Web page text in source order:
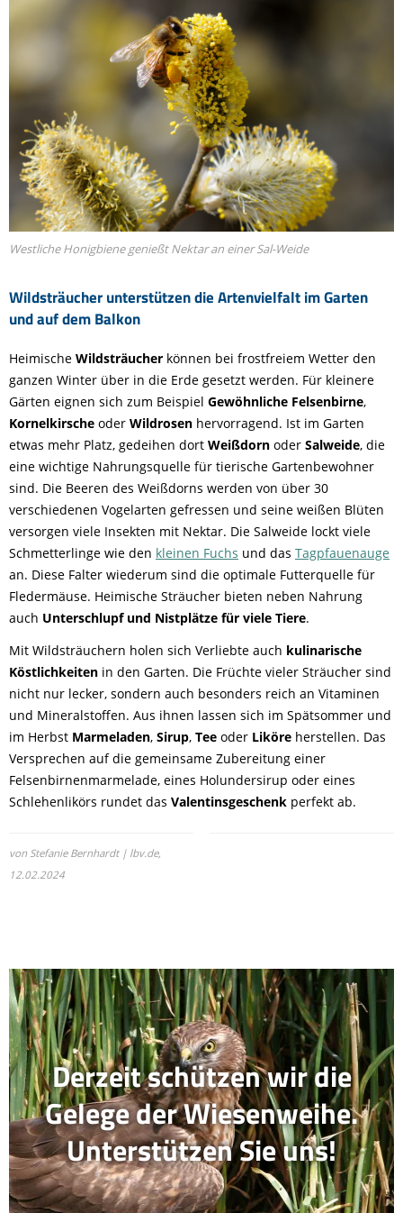
Wildsträucher unterstützen die Artenvielfalt im Garten
und auf dem Balkon
Westliche Honigbiene genießt Nektar an einer Sal-Weide
Heimische Wildsträucher können bei frostfreiem Wetter den
ganzen Winter über in die Erde gesetzt werden. Für kleinere
Gärten eignen sich zum Beispiel Gewöhnliche Felsenbirne,
Kornelkirsche oder Wildrosen hervorragend. Ist im Garten
etwas mehr Platz, gedeihen dort Weißdorn oder Salweide, die
eine wichtige Nahrungsquelle für tierische Gartenbewohner
sind. Die Beeren des Weißdorns werden von über 30
verschiedenen Vogelarten gefressen und seine weißen Blüten
versorgen viele Insekten mit Nektar. Die Salweide lockt viele
Schmetterlinge wie den kleinen Fuchs und das Tagpfauenauge
an. Diese Falter wiederum sind die optimale Futterquelle für
Fledermäuse. Heimische Sträucher bieten neben Nahrung
auch Unterschlupf und Nistplätze für viele Tiere.
Mit Wildsträuchern holen sich Verliebte auch kulinarische
Köstlichkeiten in den Garten. Die Früchte vieler Sträucher sind
nicht nur lecker, sondern auch besonders reich an Vitaminen
und Mineralstoffen. Aus ihnen lassen sich im Spätsommer und
im Herbst Marmeladen, Sirup, Tee oder Liköre herstellen. Das
Versprechen auf die gemeinsame Zubereitung einer
Felsenbirnenmarmelade, eines Holundersirup oder eines
Schlehenlikörs rundet das Valentinsgeschenk perfekt ab.
von Stefanie Bernhardt | lbv.de,
12.02.2024
Derzeit schützen wir die
Gelege der Wiesenweihe.
Unterstützen Sie uns!